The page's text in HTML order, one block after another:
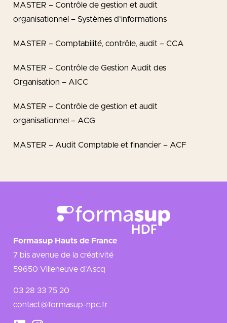
MASTER – Contrôle de gestion et audit
organisationnel – Systèmes d’informations
MASTER – Comptabilité, contrôle, audit – CCA
MASTER – Contrôle de Gestion Audit des
Organisation – AICC
MASTER – Contrôle de gestion et audit
organisationnel – ACG
MASTER – Audit Comptable et financier – ACF
Formasup Hauts de France
7 bis avenue de la créativité
59650 Villeneuve d’Ascq
03 28 33 75 20
contact@formasup-npc.fr